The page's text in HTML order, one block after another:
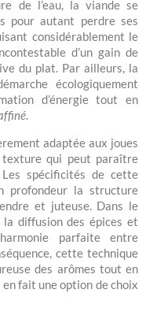
de l’eau, la viande se
pour autant perdre ses
considérablement le
d’un gain de
du plat. Par ailleurs, la
écologiquement
d’énergie tout en
.
adaptée aux joues
texture qui peut paraître
spécificités de cette
profondeur la structure
et juteuse. Dans le
diffusion des épices et
parfaite entre
cette technique
des arômes tout en
fait une option de choix